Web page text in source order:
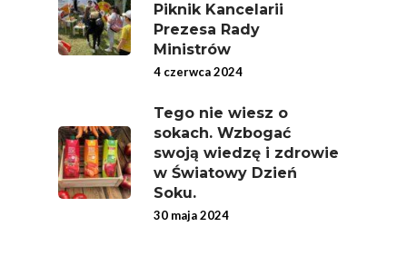
Piknik Kancelarii
Prezesa Rady
Ministrów
4 czerwca 2024
Tego nie wiesz o
sokach. Wzbogać
swoją wiedzę i zdrowie
w Światowy Dzień
Soku.
30 maja 2024